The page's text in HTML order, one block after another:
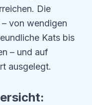
Die
von wendigen
Kats bis
– und auf
ausgelegt.